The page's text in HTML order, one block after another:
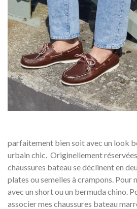
parfaitement bien soit avec un look
urbain chic. Originellement
chaussures bateau se déclinent en
plates ou semelles à crampons. Pour
avec un short ou un bermuda chino.
associer mes chaussures bateau